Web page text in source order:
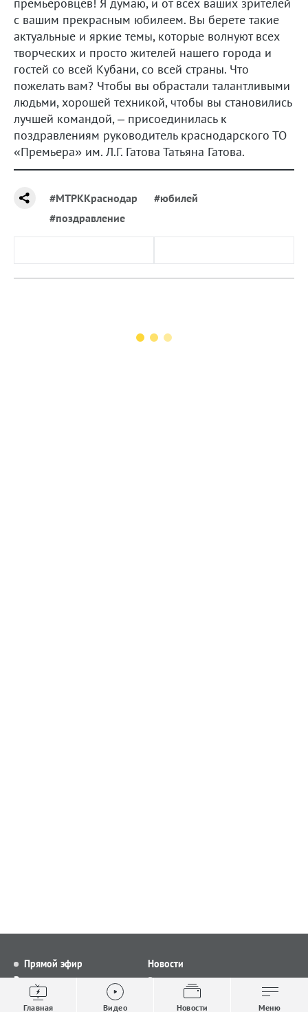
премьеровцев! Я думаю, и от всех ваших зрителей
с вашим прекрасным юбилеем. Вы берете такие
актуальные и яркие темы, которые волнуют всех
творческих и просто жителей нашего города и
гостей со всей Кубани, со всей страны. Что
пожелать вам? Чтобы вы обрастали талантливыми
людьми, хорошей техникой, чтобы вы становились
лучшей командой, – присоединилась к
поздравлениям руководитель краснодарского ТО
«Премьера» им. Л.Г. Гатова Татьяна Гатова.
#МТРККраснодар
#юбилей
#поздравление
Прямой эфир
Видео
Выпуски новостей
Новости
Все новости
Общество
Главная Видео Новости Меню